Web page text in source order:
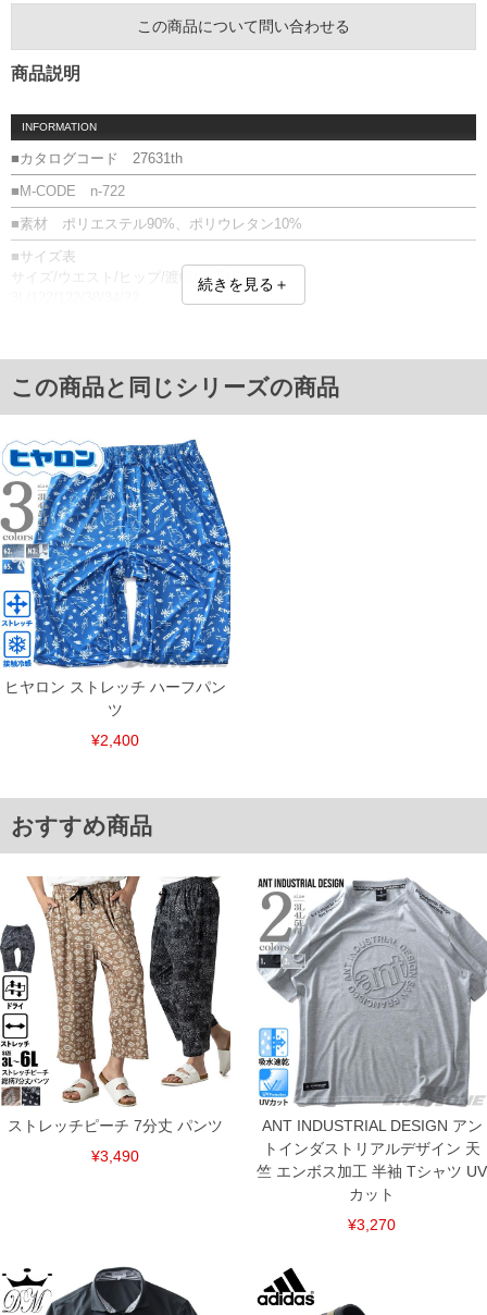
この商品について問い合わせる
商品説明
INFORMATION
■カタログコード 27631th
■M-CODE n-722
■素材 ポリエステル90%、ポリウレタン10%
■サイズ表
サイズ/ウエスト/ヒップ/渡幅/股下/股上
6L/134/134/41/34/35
単位はcm
下着(肌着)やワイシャツは商品の性質上、返品交換不可とさせて頂いております。予め
ご了承くださいませ。
※【ボトムの裾上げをご希望の場合】
裾上げ料金は500円+税となります。
備考欄に股下●cmとご記入下さい。（裾上げ無料対象商品は1本につき税込6,000円以
上の品が対象。1本5,999円以下の商品は有料（500円+税）となります。）
出荷まで約1週間～20日間程お時間を頂く場合がございます。
尚、裾上げした商品は返品・交換不可となりますので、予めご了承下さい。
一部、お直しに対応出来ない商品がございます。(例：裾にファスナーや調節ひもが付
いている、極端なデザインが施されている等)
※商品によって若干のサイズの誤差がございます。また、お客様がご使用の環境（コ
ンピュータ画面）によって、商品の色味が若干異なる場合がございます。予めご了承
ください。
※当店での掲載商品は、実店鋪と在庫を共用しておりますので店頭での売り違い、店
舗からのお取り寄せ等により、お客様にご迷惑をお掛けしてしまう場合がございま
連絡させて頂きますので予めご了承ください。
ITEM INTRODUCTION
続きを見る＋
この商品と同じシリーズの商品
ヒヤロン ストレッチ ハーフパン
ツ
¥2,400
おすすめ商品
ストレッチピーチ 7分丈 パンツ
¥3,490
ANT INDUSTRIAL DESIGN アン
トインダストリアルデザイン 天
竺 エンボス加工 半袖 Tシャツ UV
カット
¥3,270